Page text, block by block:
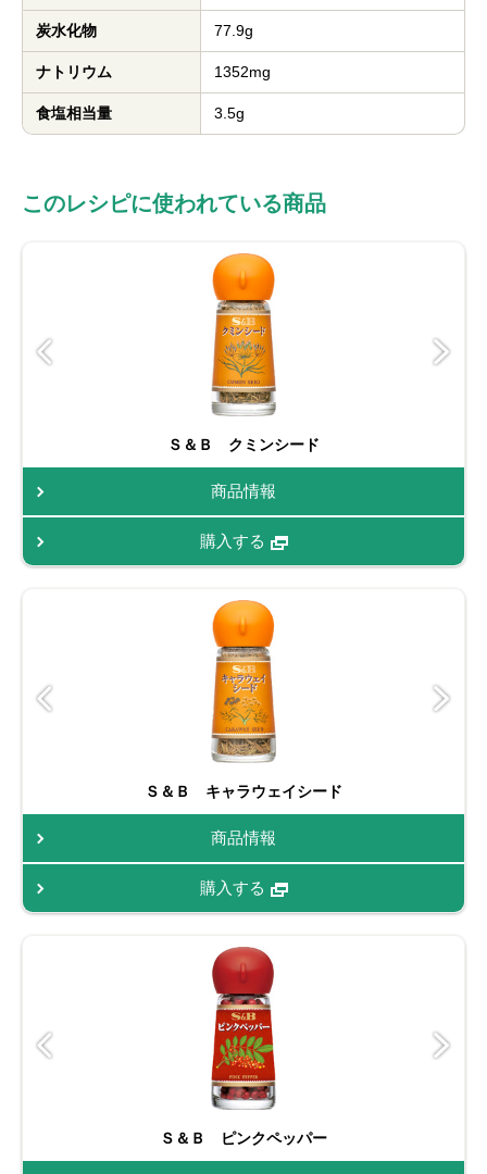
炭水化物 77.9g
ナトリウム 1352mg
食塩相当量 3.5g
このレシピに使われている商品
Ｓ＆Ｂ クミンシード
商品情報
購入する
Ｓ＆Ｂ キャラウェイシード
商品情報
購入する
Ｓ＆Ｂ ピンクペッパー